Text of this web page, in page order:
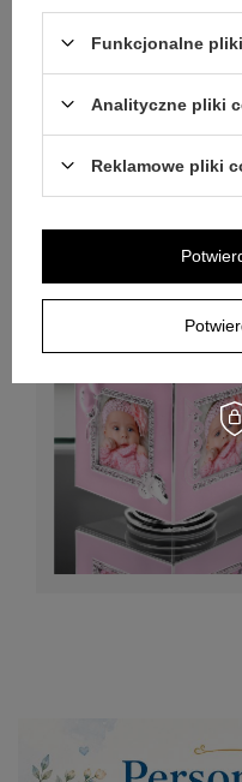
Złoty medalik 585 z Matką
POZYTYWKI
Funkcjonalne
Analityczne pliki
Reklamowe pliki